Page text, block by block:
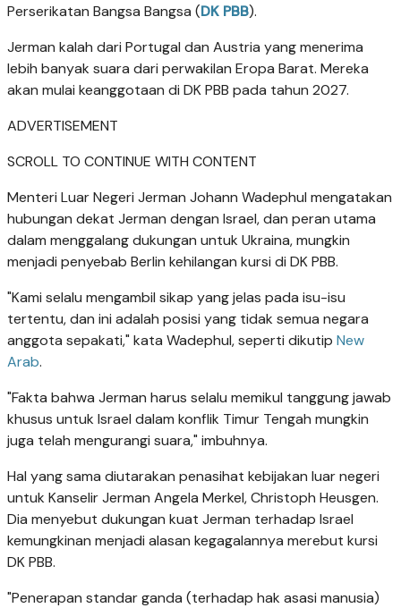
Perserikatan Bangsa Bangsa (DK PBB).
Jerman kalah dari Portugal dan Austria yang menerima
lebih banyak suara dari perwakilan Eropa Barat. Mereka
akan mulai keanggotaan di DK PBB pada tahun 2027.
ADVERTISEMENT
SCROLL TO CONTINUE WITH CONTENT
Menteri Luar Negeri Jerman Johann Wadephul mengatakan
hubungan dekat Jerman dengan Israel, dan peran utama
dalam menggalang dukungan untuk Ukraina, mungkin
menjadi penyebab Berlin kehilangan kursi di DK PBB.
"Kami selalu mengambil sikap yang jelas pada isu-isu
tertentu, dan ini adalah posisi yang tidak semua negara
anggota sepakati," kata Wadephul, seperti dikutip New
Arab.
"Fakta bahwa Jerman harus selalu memikul tanggung jawab
khusus untuk Israel dalam konflik Timur Tengah mungkin
juga telah mengurangi suara," imbuhnya.
Hal yang sama diutarakan penasihat kebijakan luar negeri
untuk Kanselir Jerman Angela Merkel, Christoph Heusgen.
Dia menyebut dukungan kuat Jerman terhadap Israel
kemungkinan menjadi alasan kegagalannya merebut kursi
DK PBB.
"Penerapan standar ganda (terhadap hak asasi manusia)